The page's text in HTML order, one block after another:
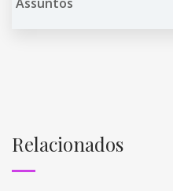
Assuntos
Relacionados